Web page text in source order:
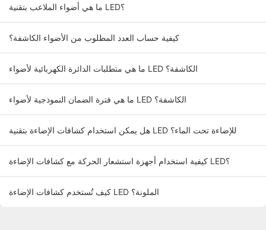
ما هي أضواء الملاعب بتقنية LED؟
كيفية حساب العدد المطلوب من الأضواء الكاشفة؟
ما هي متطلبات الدائرة الكهربائية لأضواء LED الكاشفة؟
ما هي فترة الضمان النموذجية لأضواء LED الكاشفة؟
هل يمكن استخدام كشافات الإضاءة بتقنية LED للإضاءة تحت الماء؟
كيفية استخدام أجهزة استشعار الحركة مع كشافات الإضاءة LED؟
كيف تُستخدم كشافات الإضاءة LED الملونة؟